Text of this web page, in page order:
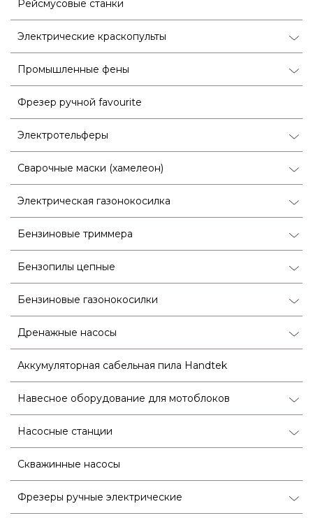
Рейсмусовые станки
Электрические краскопульты
Промышленные фены
Фрезер ручной favourite
Электротельферы
Сварочные маски (хамелеон)
Электрическая газонокосилка
Бензиновые триммера
Бензопилы цепные
Бензиновые газонокосилки
Дренажные насосы
Аккумуляторная сабельная пила Handtek
Навесное оборудование для мотоблоков
Насосные станции
Скважинные насосы
Фрезеры ручные электрические